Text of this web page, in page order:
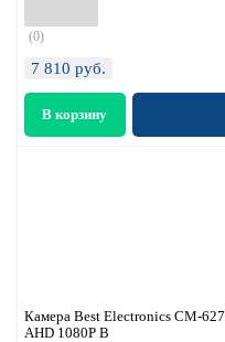
(0)
7 810 руб.
Камера Best Electronics CM-627
AHD 1080P B